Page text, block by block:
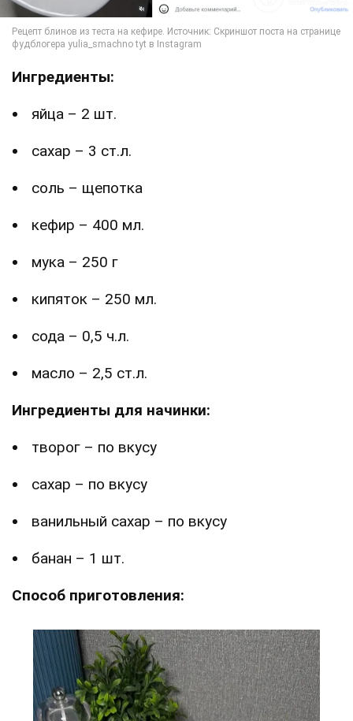
Ингредиенты:
яйца – 2 шт.
сахар – 3 ст.л.
соль – щепотка
кефир – 400 мл.
мука – 250 г
кипяток – 250 мл.
сода – 0,5 ч.л.
масло – 2,5 ст.л.
Ингредиенты для начинки:
творог – по вкусу
сахар – по вкусу
ванильный сахар – по вкусу
банан – 1 шт.
Способ приготовления: